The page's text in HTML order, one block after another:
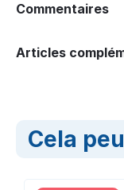
Commentaires
Articles
Cela